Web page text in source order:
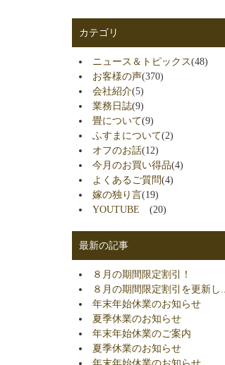
カテゴリ
ニュース＆トピックス(48)
お客様の声(370)
会社紹介(5)
業務日誌(9)
畳について(9)
ふすまについて(2)
オフのお話(12)
今月のお買い得品(4)
よくあるご質問(4)
嫁の独り言(19)
YOUTUBE(20)
最新の記事
８月の期間限定割引！
８月の期間限定割引を更新し...
年末年始休業のお知らせ
夏季休業のお知らせ
年末年始休業のご案内
夏季休業のお知らせ